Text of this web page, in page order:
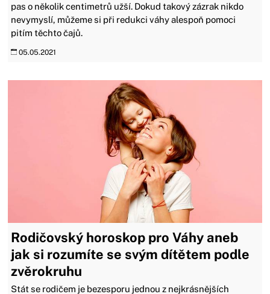
pas o několik centimetrů užší. Dokud takový zázrak nikdo
nevymyslí, můžeme si při redukci váhy alespoň pomoci
pitím těchto čajů.
05.05.2021
Rodičovský horoskop pro Váhy aneb
jak si rozumíte se svým dítětem podle
zvěrokruhu
Stát se rodičem je bezesporu jednou z nejkrásnějších